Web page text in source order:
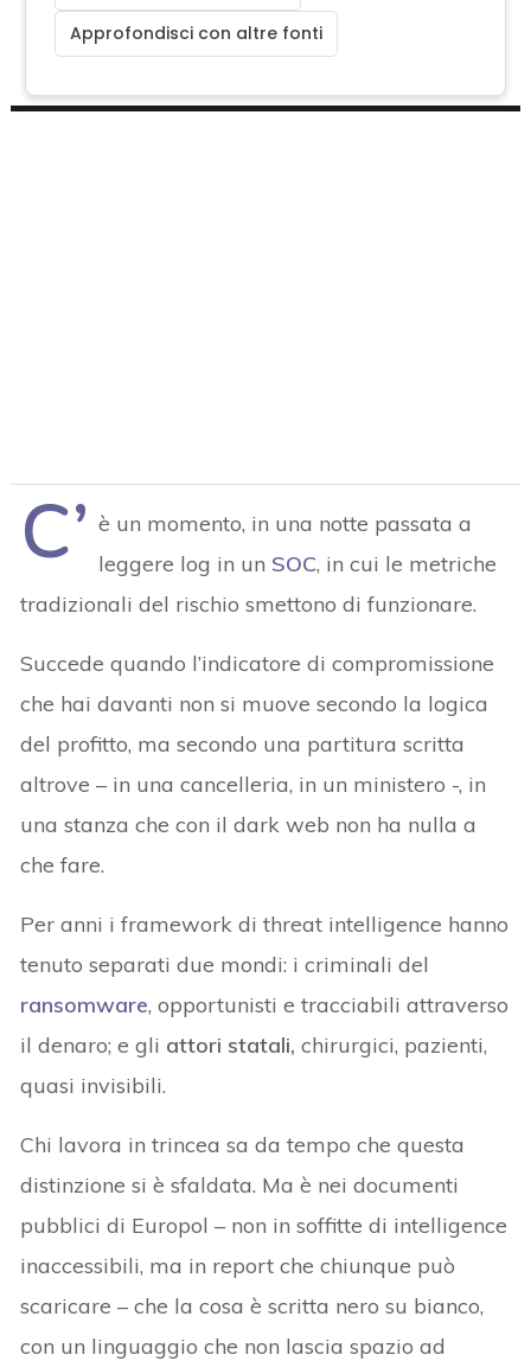
Approfondisci con altre fonti
C’ è un momento, in una notte passata a
leggere log in un SOC, in cui le metriche
tradizionali del rischio smettono di funzionare.
Succede quando l’indicatore di compromissione
che hai davanti non si muove secondo la logica
del profitto, ma secondo una partitura scritta
altrove – in una cancelleria, in un ministero -, in
una stanza che con il dark web non ha nulla a
che fare.
Per anni i framework di threat intelligence hanno
tenuto separati due mondi: i criminali del
ransomware, opportunisti e tracciabili attraverso
il denaro; e gli attori statali, chirurgici, pazienti,
quasi invisibili.
Chi lavora in trincea sa da tempo che questa
distinzione si è sfaldata. Ma è nei documenti
pubblici di Europol – non in soffitte di intelligence
inaccessibili, ma in report che chiunque può
scaricare – che la cosa è scritta nero su bianco,
con un linguaggio che non lascia spazio ad